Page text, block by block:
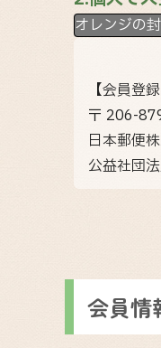
オレンジの
【会員登
〒 206-
日本郵便
公益社団
会員情